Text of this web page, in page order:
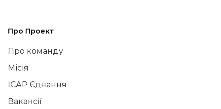
Про Проект
Про команду
Місія
ІСАР Єднання
Вакансії